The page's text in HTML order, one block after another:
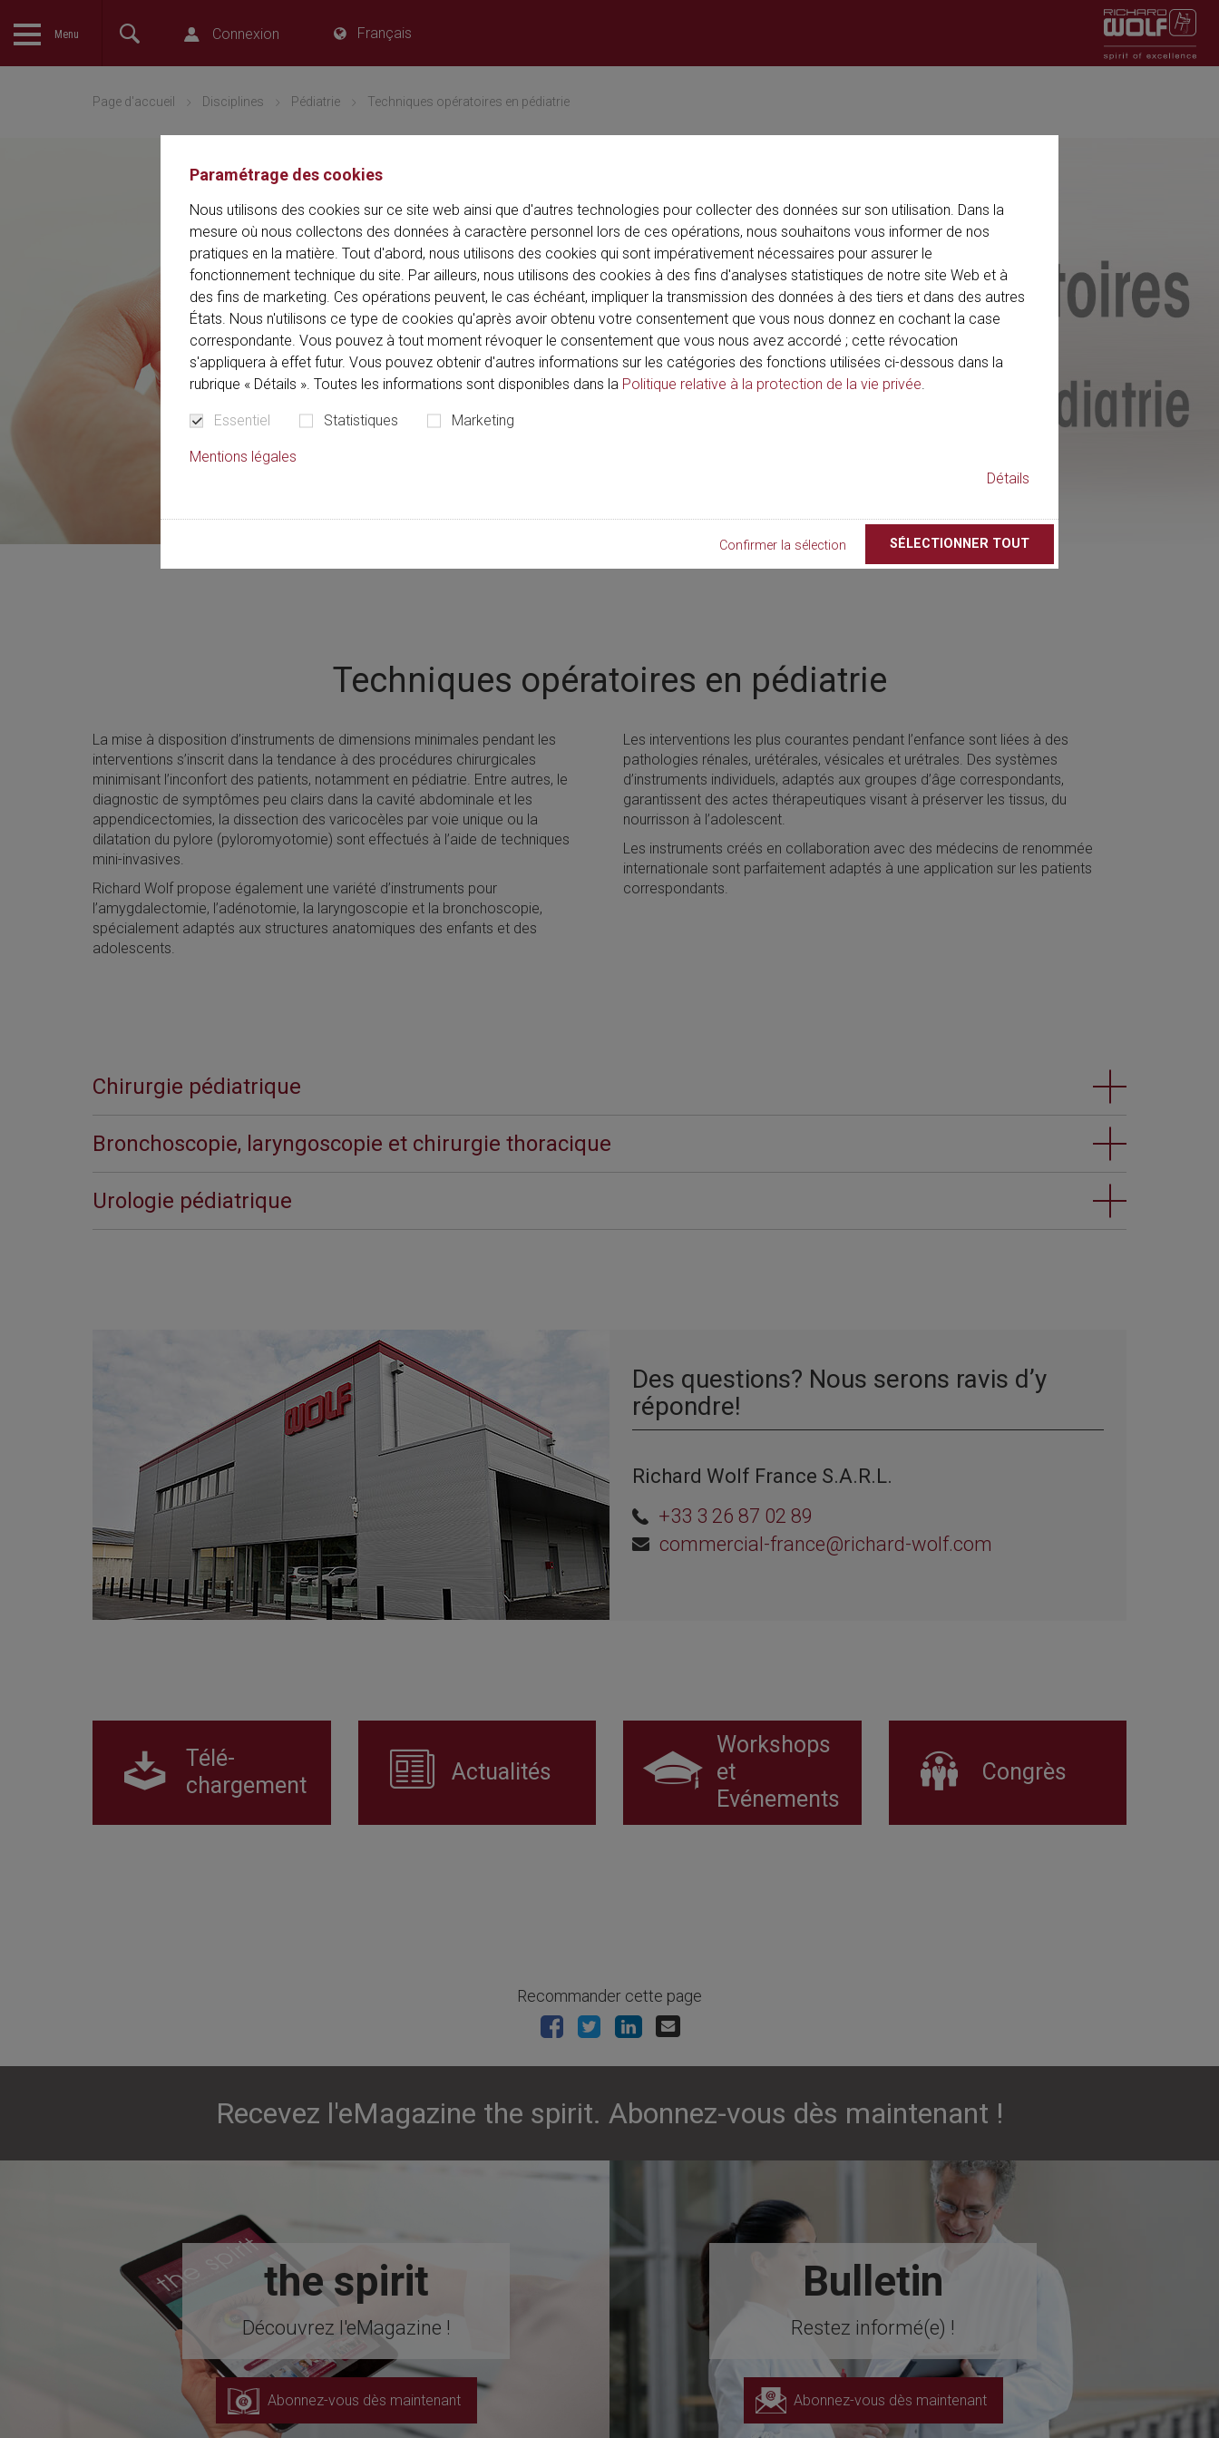
Paramétrage des cookies
Nous utilisons des cookies sur ce site web ainsi que d'autres technologies pour collecter des données sur son utilisation. Dans la
mesure où nous collectons des données à caractère personnel lors de ces opérations, nous souhaitons vous informer de nos
pratiques en la matière. Tout d'abord, nous utilisons des cookies qui sont impérativement nécessaires pour assurer le
fonctionnement technique du site. Par ailleurs, nous utilisons des cookies à des fins d'analyses statistiques de notre site Web et à
des fins de marketing. Ces opérations peuvent, le cas échéant, impliquer la transmission des données à des tiers et dans des autres
États. Nous n'utilisons ce type de cookies qu'après avoir obtenu votre consentement que vous nous donnez en cochant la case
correspondante. Vous pouvez à tout moment révoquer le consentement que vous nous avez accordé ; cette révocation
s'appliquera à effet futur. Vous pouvez obtenir d'autres informations sur les catégories des fonctions utilisées ci-dessous dans la
rubrique « Détails ». Toutes les informations sont disponibles dans la Politique relative à la protection de la vie privée.
Essentiel Statistiques Marketing
Mentions légales
Détails
Confirmer la sélection SÉLECTIONNER TOUT
The language setting of your browser is set to English. Do you want to visit the
Page d'accueil Disciplines Pédiatrie Techniques opératoires en pédiatrie
Techniques opératoires en pédiatrie
La mise à disposition d’instruments de dimensions minimales pendant les
interventions s’inscrit dans la tendance à des procédures chirurgicales
minimisant l’inconfort des patients, notamment en pédiatrie. Entre autres, le
diagnostic de symptômes peu clairs dans la cavité abdominale et les
appendicectomies, la dissection des varicocèles par voie unique ou la
dilatation du pylore (pyloromyotomie) sont effectués à l’aide de techniques
mini-invasives.
Richard Wolf propose également une variété d’instruments pour
l’amygdalectomie, l’adénotomie, la laryngoscopie et la bronchoscopie,
spécialement adaptés aux structures anatomiques des enfants et des
adolescents.
Les interventions les plus courantes pendant l’enfance sont liées à des
pathologies rénales, urétérales, vésicales et urétrales. Des systèmes
d’instruments individuels, adaptés aux groupes d’âge correspondants,
garantissent des actes thérapeutiques visant à préserver les tissus, du
nourrisson à l’adolescent.
Les instruments créés en collaboration avec des médecins de renommée
internationale sont parfaitement adaptés à une application sur les patients
correspondants.
Chirurgie pédiatrique
Bronchoscopie, laryngoscopie et chirurgie thoracique
Urologie pédiatrique
Des questions? Nous serons ravis d’y
répondre!
Richard Wolf France S.A.R.L.
+33 3 26 87 02 89
commercial-france@richard-wolf.com
Télé-
chargement
Actualités
Workshops
et
Evénements
Congrès
Recommander cette page
Recevez l'eMagazine the spirit. Abonnez-vous dès maintenant !
the spirit
Découvrez l'eMagazine !
Abonnez-vous dès maintenant
Bulletin
Restez informé(e) !
Abonnez-vous dès maintenant
Menu Connexion Français